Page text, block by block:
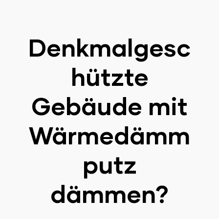
Denkmalgesc
hützte
Gebäude mit
Wärmedämm
putz
dämmen?